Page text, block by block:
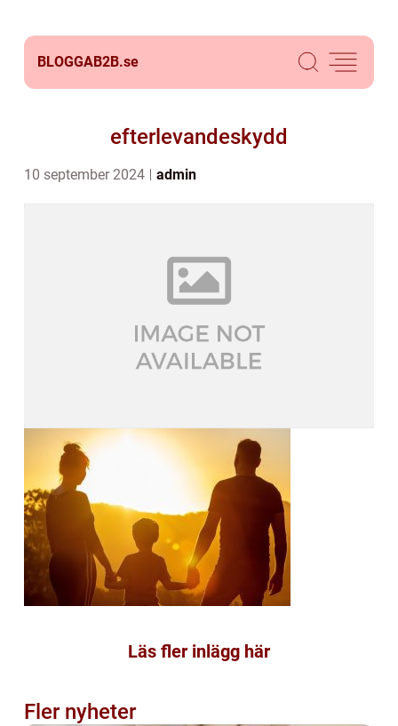
BLOGGAB2B.se
efterlevandeskydd
10 september 2024 admin
Läs fler inlägg här
Fler nyheter